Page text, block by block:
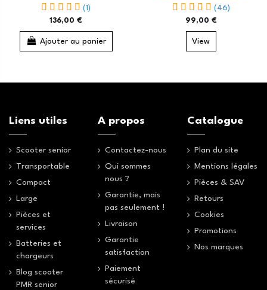
(1)
136,00 €
Ajouter au panier
(46)
99,00 €
View
Liens utiles
Scooter senior
Transportable
Compact
Large
Pièces et
services
Batteries et
chargeurs
Blog scooter
PMR senior
A propos
Contactez-nous
Qui sommes
nous ?
Garantie, mais
pas seulement !
Livraison
Garantie
satisfaction
Paiement
sécurisé
Catalogue
Plan du site
Mentions légales
Pièces & SAV
Retours
Cookies
Promotions
Nos marques